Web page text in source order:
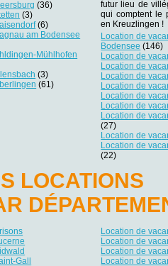
(36)
(3)
(6)
am Bodensee
Mühlhofen
(3)
(61)
futur lieu de
qui comptent le
en Kreuzlingen !
Location de
Bodensee (146)
Location de
Location de
Location de
Location de
Location de
Location de
Location de
(27)
Location de
Location de
(22)
LOCATIONS
Gall
Location de
Location de
Location de
Location de